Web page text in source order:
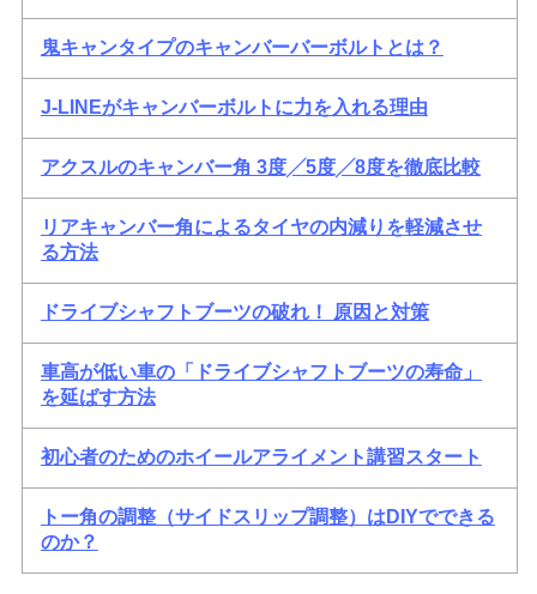
鬼キャンタイプのキャンバーバーボルトとは？
J-LINEがキャンバーボルトに力を入れる理由
アクスルのキャンバー角 3度╱5度╱8度を徹底比較
リアキャンバー角によるタイヤの内減りを軽減させ
る方法
ドライブシャフトブーツの破れ！ 原因と対策
車高が低い車の「ドライブシャフトブーツの寿命」
を延ばす方法
初心者のためのホイールアライメント講習スタート
トー角の調整（サイドスリップ調整）はDIYでできる
のか？